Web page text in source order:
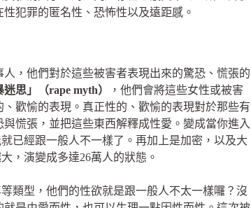
犯罪的匿名性、恐怖性以及遠距感。
，他們對於這些被害者表現出來的驚恐、慌張的
迷思」（rape myth）
，他們會將這些女性或被害
歡愉的表現。真正性的、歡愉的表現對於那些有
慌張，並把這些東西解釋成性愛。變成當你進入
已經跟一般人不一樣了。再加上是加密，以及大
，演變成多達26萬人的狀態。
類型，他們的性欲就是跟一般人不太一樣囉？沒